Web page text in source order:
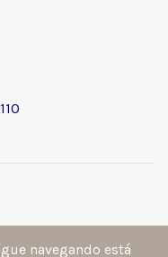
navegando está